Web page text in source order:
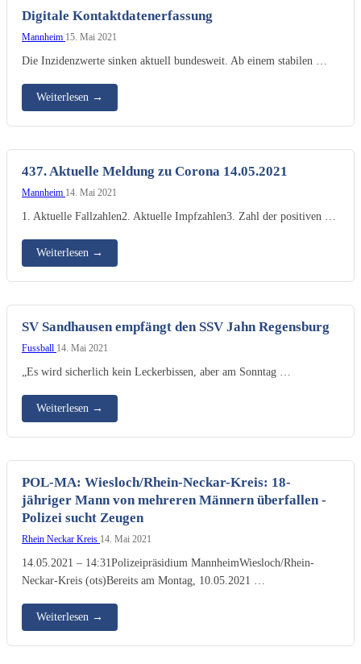
Digitale Kontaktdatenerfassung
Mannheim 15. Mai 2021
Die Inzidenzwerte sinken aktuell bundesweit. Ab einem stabilen …
Weiterlesen →
437. Aktuelle Meldung zu Corona 14.05.2021
Mannheim 14. Mai 2021
1. Aktuelle Fallzahlen2. Aktuelle Impfzahlen3. Zahl der positiven …
Weiterlesen →
SV Sandhausen empfängt den SSV Jahn Regensburg
Fussball 14. Mai 2021
„Es wird sicherlich kein Leckerbissen, aber am Sonntag …
Weiterlesen →
POL-MA: Wiesloch/Rhein-Neckar-Kreis: 18-
jähriger Mann von mehreren Männern überfallen -
Polizei sucht Zeugen
Rhein Neckar Kreis 14. Mai 2021
14.05.2021 – 14:31Polizeipräsidium MannheimWiesloch/Rhein-
Neckar-Kreis (ots)Bereits am Montag, 10.05.2021 …
Weiterlesen →